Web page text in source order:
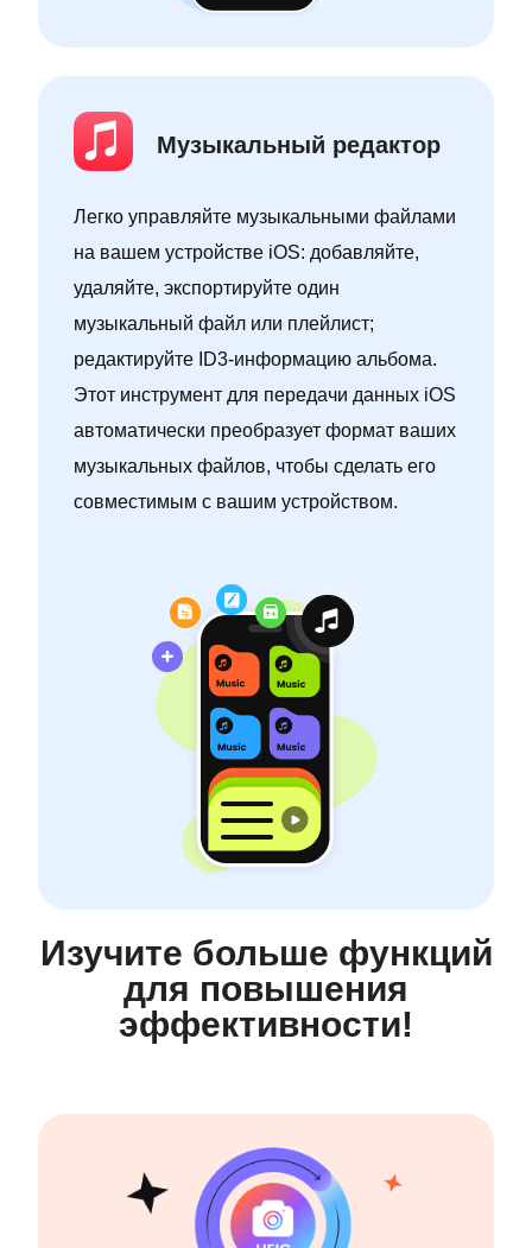
Музыкальный редактор
Легко управляйте музыкальными файлами
на вашем устройстве iOS: добавляйте,
удаляйте, экспортируйте один
музыкальный файл или плейлист;
редактируйте ID3-информацию альбома.
Этот инструмент для передачи данных iOS
автоматически преобразует формат ваших
музыкальных файлов, чтобы сделать его
совместимым с вашим устройством.
Изучите больше функций
для повышения
эффективности!